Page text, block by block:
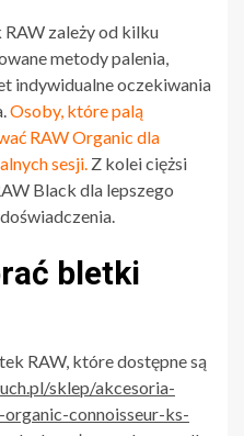
zależy od kilku
metody palenia,
indywidualne oczekiwania
Osoby, które palą
RAW Organic dla
sesji. Z kolei ciężsi
Black dla lepszego
bletki
RAW, które dostępne są
sklep/akcesoria-
connoisseur-ks-